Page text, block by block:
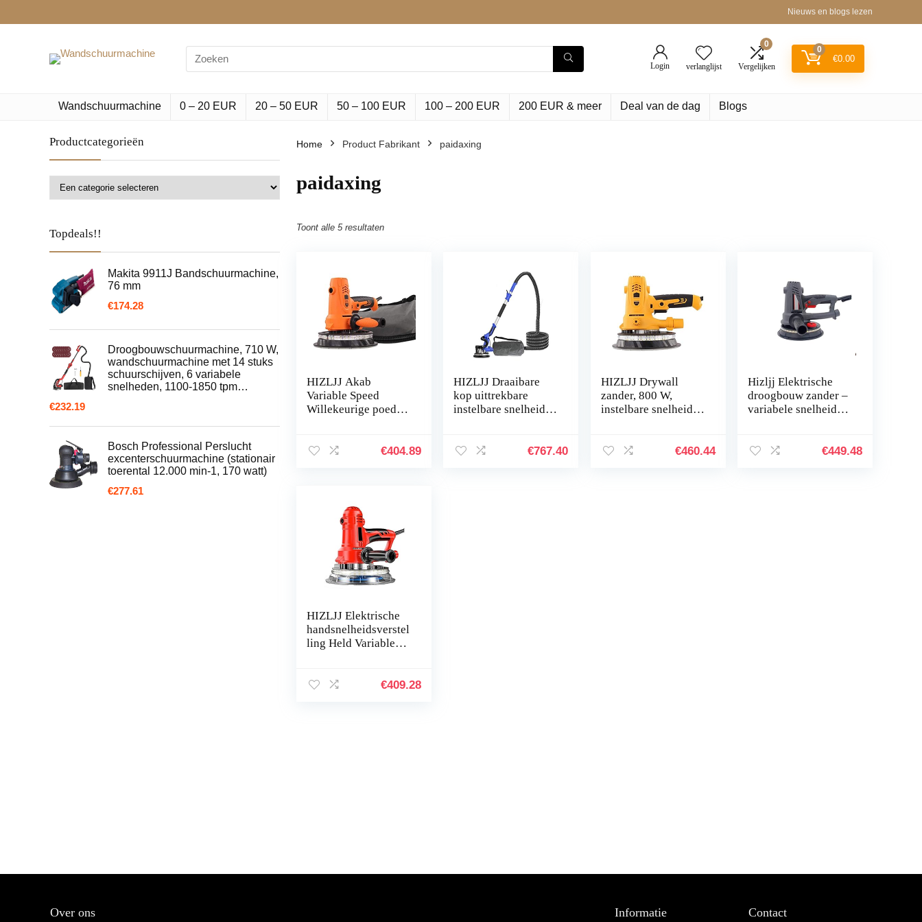
Nieuws en blogs lezen
Search
for:
Login verlanglijst
0
Vergelijken
0
€0.00
Wandschuurmachine 0 – 20 EUR 20 – 50 EUR 50 – 100 EUR 100 – 200 EUR 200 EUR & meer Deal van de dag Blogs
Productcategorieën
Topdeals!!
Makita 9911J Bandschuurmachine,
76 mm
€174.28
Droogbouwschuurmachine, 710 W,
wandschuurmachine met 14 stuks
schuurschijven, 6 variabele
snelheden, 1100-1850 tpm…
€232.19
Bosch Professional Perslucht
excenterschuurmachine (stationair
toerental 12.000 min-1, 170 watt)
€277.61
Home Product Fabrikant ‎paidaxing
‎paidaxing
Toont alle 5 resultaten
HIZLJJ Akab
Variable Speed
Willekeurige poeder,
, verstelbare
€404.89
HIZLJJ Draaibare
kop uittrekbare
instelbare snelheid
geïntegreerd
€767.40
HIZLJJ Drywall
zander, 800 W,
instelbare snelheid,
met hulpgreep,
€460.44
Hizljj Elektrische
droogbouw zander –
variabele snelheid
met automatisch
€449.48
HIZLJJ Elektrische
handsnelheidsverstel
ling Held Variable
anti-slip
€409.28
Over ons Informatie Contact